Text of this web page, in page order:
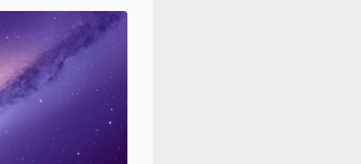
inscreva-se
os Termos de Uso e Política de Privacidade do Canaltech.